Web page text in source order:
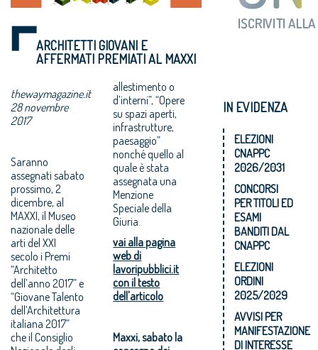
ARCHITETTI GIOVANI E
AFFERMATI PREMIATI AL MAXXI
thewaymagazine.it
28 novembre
2017
Saranno
assegnati sabato
prossimo, 2
dicembre, al
MAXXI, il Museo
nazionale delle
arti del XXI
secolo i Premi
“Architetto
dell’anno 2017” e
“Giovane Talento
dell’Architettura
italiana 2017”
che il Consiglio
allestimento o
d’interni”, “Opere
su spazi aperti,
infrastrutture,
paesaggio”
nonché quello al
quale è stata
assegnata una
Menzione
Speciale della
Giuria.
vai alla pagina
web di
lavoripubblici.it
con il testo
dell'articolo
Maxxi, sabato la
IN EVIDENZA
ELEZIONI
CNAPPC
2026/2031
CONCORSI
PER TITOLI ED
ESAMI
BANDITI DAL
CNAPPC
ELEZIONI
ORDINI
2025/2029
AVVISI PER
MANIFESTAZIONE
DI INTERESSE